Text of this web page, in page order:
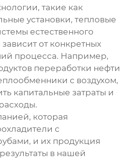
такие как
установки, тепловые
естественного
от конкретных
процесса. Например,
переработки нефти
с воздухом,
капитальные затраты и
которая
с
и их продукция
в нашей